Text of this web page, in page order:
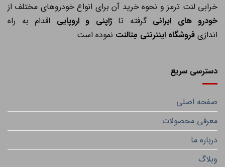
خرابی لنت ترمز و نحوه خرید آن برای انواع خودروهای مختلف از
خودرو های ایرانیگرفته تاژاپنی و اروپاییاقدام به راه
اندازیفروشگاه اینترنتی مِتالنتنموده است
دسترسی سریع
صفحه اصلی
معرفی محصولات
درباره ما
وبلاگ